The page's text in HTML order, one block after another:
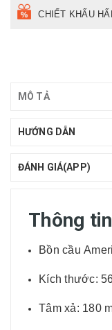
CHIẾT KHẤU
MÔ TẢ
HƯỚNG DẪN
ĐÁNH GIÁ(APP)
Thông
Bồn cầu
Kích thước:
Tâm xả: 180